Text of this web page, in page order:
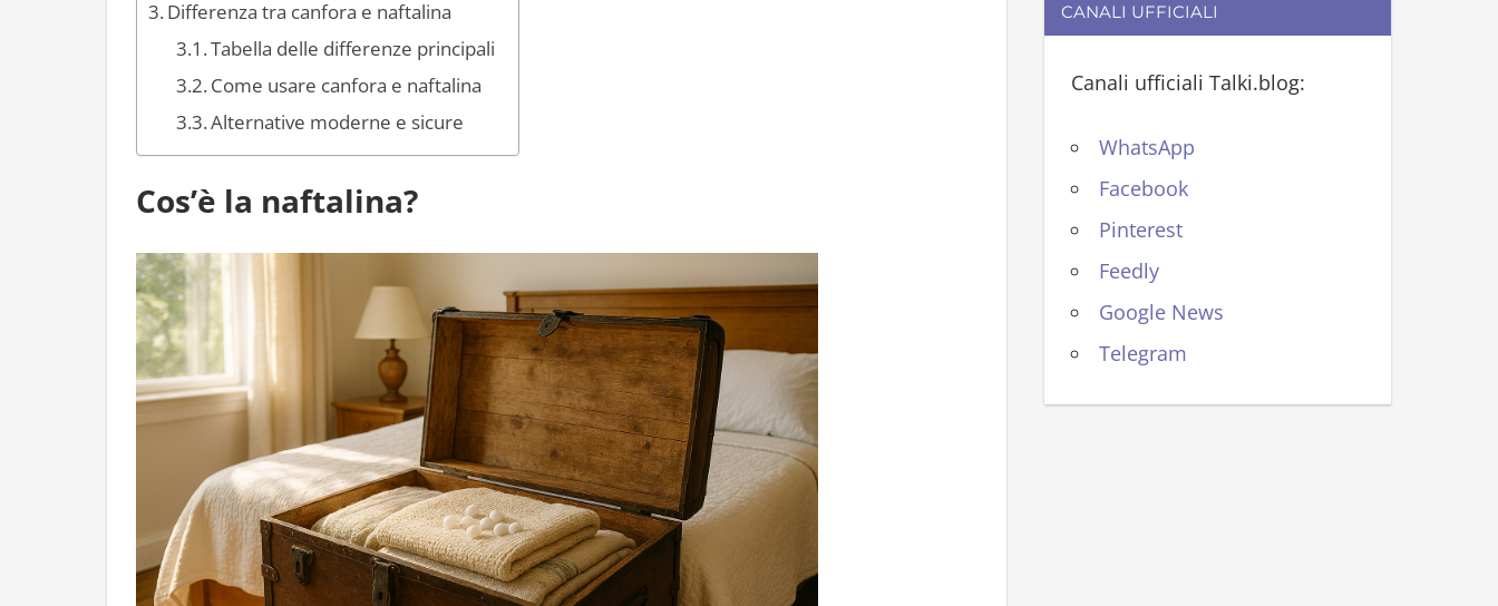
Differenza tra canfora e naftalina
Tabella delle differenze principali
Come usare canfora e naftalina
Alternative moderne e sicure
Cos’è la naftalina?
CANALI UFFICIALI
Canali ufficiali Talki.blog:
WhatsApp
Facebook
Pinterest
Feedly
Google News
Telegram